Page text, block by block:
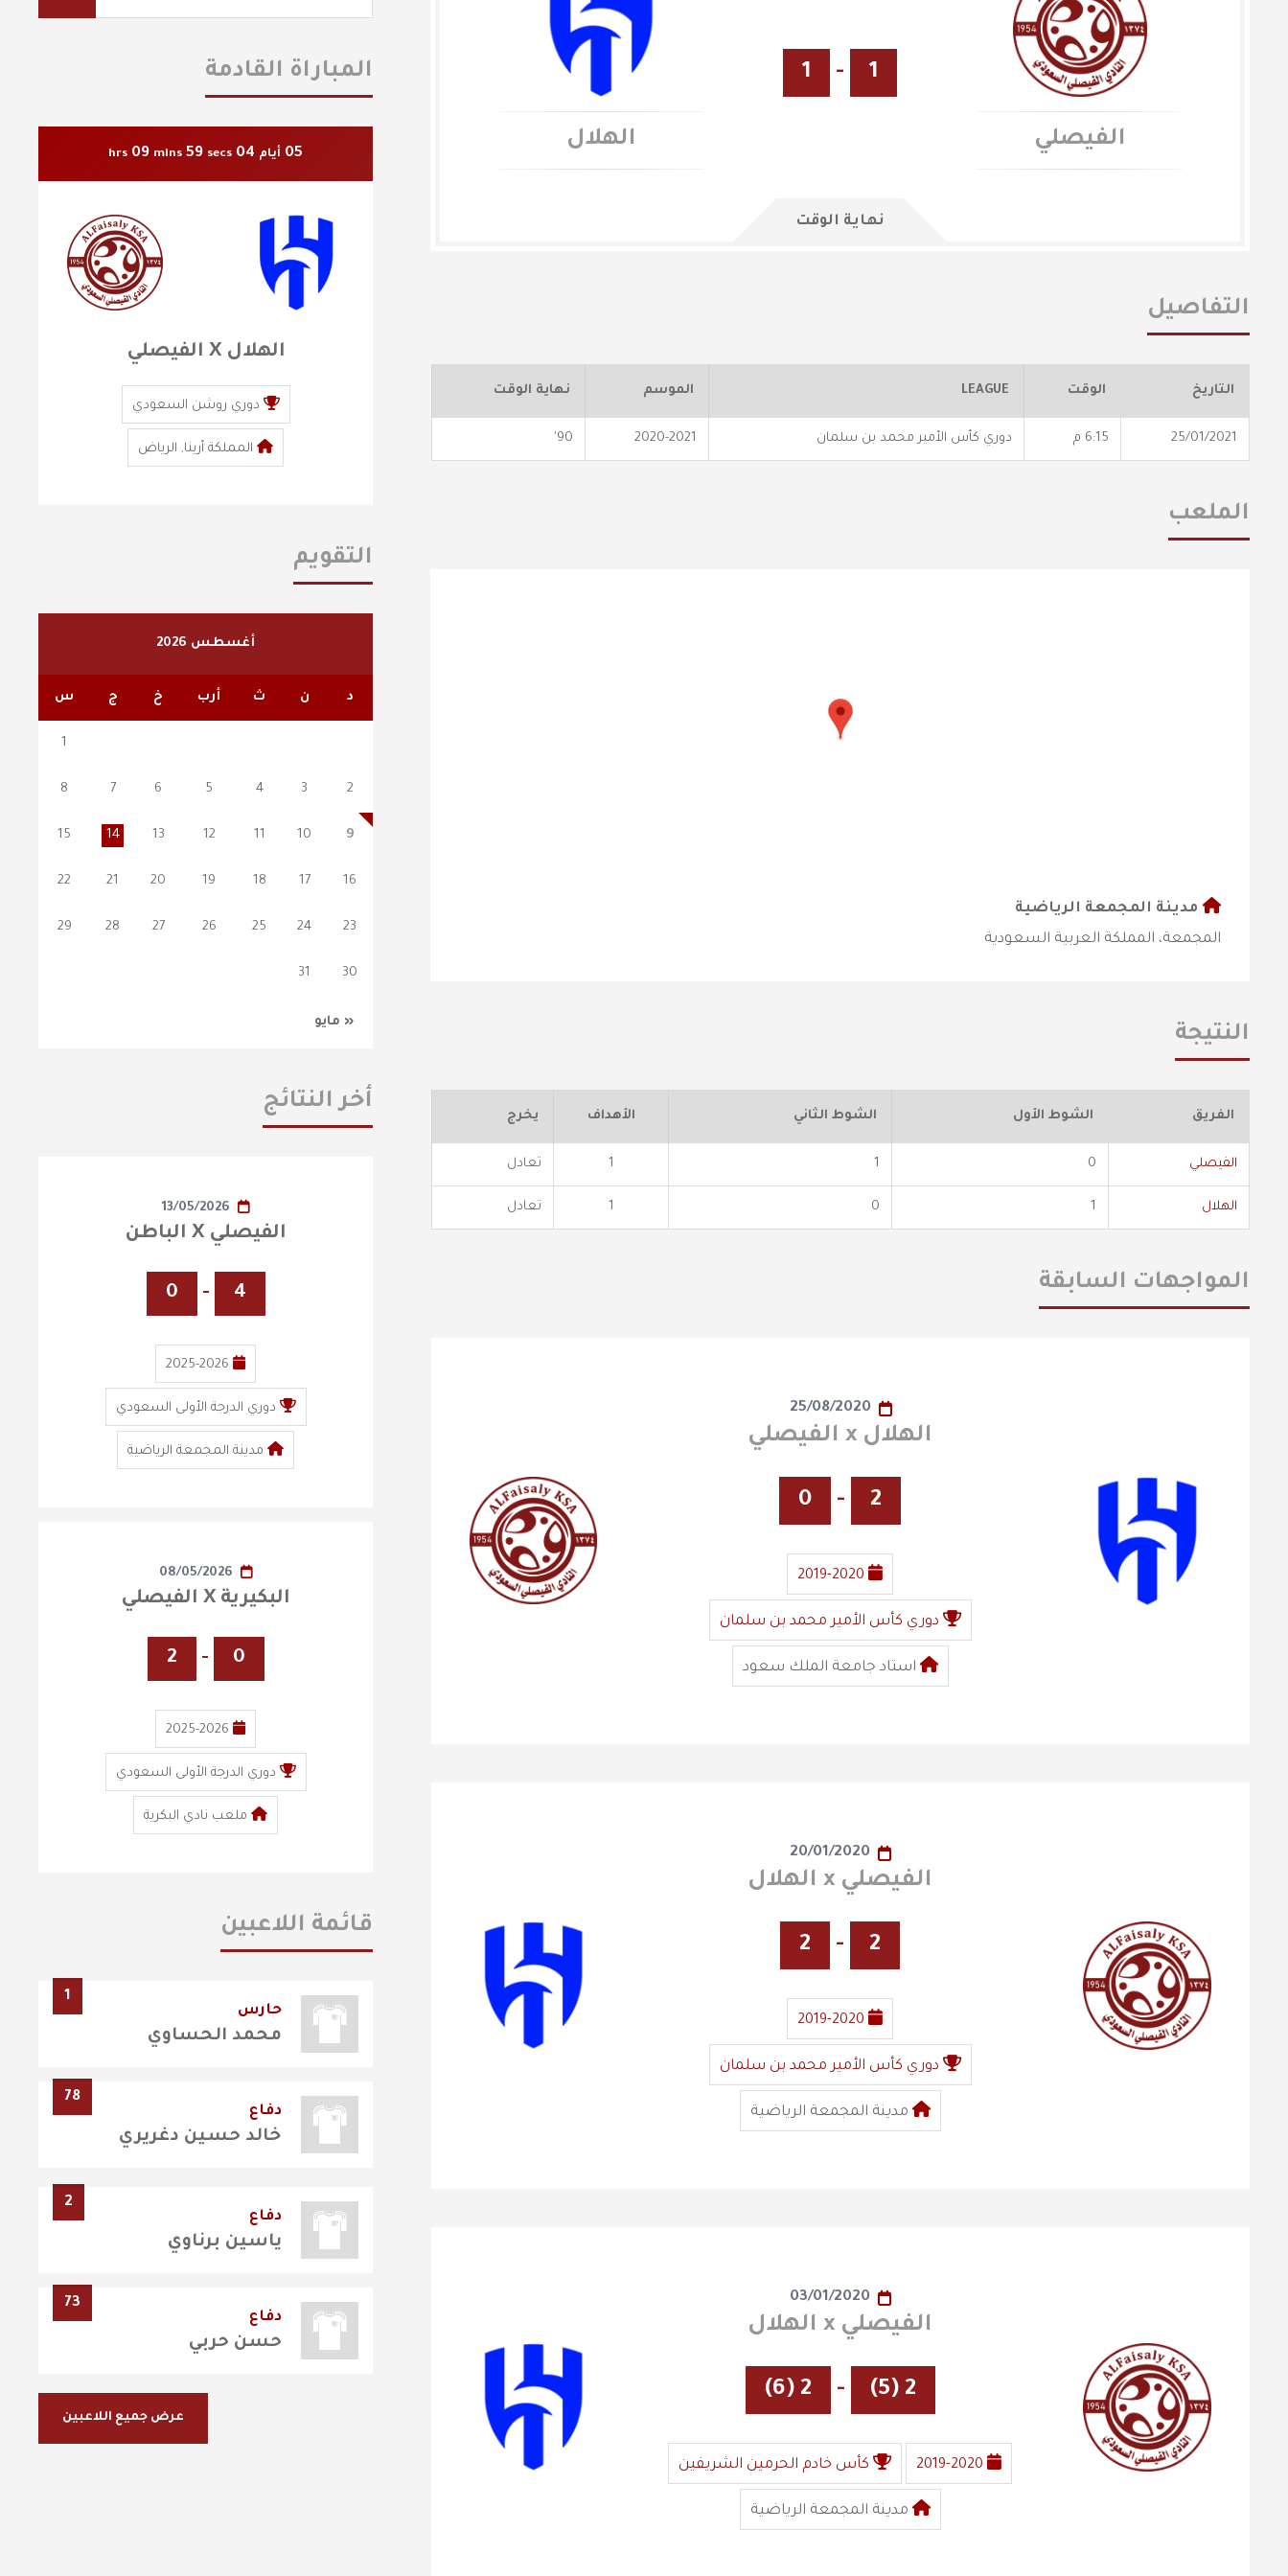
الفيصلي
1
-
1
الهلال
نهاية الوقت
التفاصيل
التاريخ الوقت LEAGUE الموسم نهاية الوقت
25/01/2021 6:15 م دوري كأس الأمير محمد بن سلمان 2020-2021
90'
الملعب
مدينة المجمعة الرياضية
المجمعة، المملكة العربية السعودية
النتيجة
الفريق الشوط الأول الشوط الثاني الأهداف يخرج
الفيصلي 0
1
1 تعادل
الهلال 1
0
1 تعادل
المواجهات السابقة
25/08/2020
الهلال x الفيصلي
2
-
0
2019-2020
دوري كأس الأمير محمد بن سلمان
استاد جامعة الملك سعود
20/01/2020
الفيصلي x الهلال
2
-
2
2019-2020
دوري كأس الأمير محمد بن سلمان
مدينة المجمعة الرياضية
03/01/2020
الفيصلي x الهلال
2 (5)
-
2 (6)
2019-2020 كأس خادم الحرمين الشريفين
مدينة المجمعة الرياضية
المباراة القادمة
05 أيام 04
hrs 09 mins 57 secs
الهلال X الفيصلي
دوري روشن السعودي
المملكة أرينا, الرياض
التقويم
أغسطس 2026
د ن ث أرب خ ج س
« مايو
1
2
3
4
5
6
7
8
9
10
11
12
13
14
15
16
17
18
19
20
21
22
23
24
25
26
27
28
29
30
31
أخر النتائج
13/05/2026
الفيصلي X الباطن
4
-
0
2025-2026
دوري الدرجة الأولى السعودي
مدينة المجمعة الرياضية
08/05/2026
البكيرية X الفيصلي
0
-
2
2025-2026
دوري الدرجة الأولى السعودي
ملعب نادي البكرية
قائمة اللاعبين
1
حارس
محمد الحساوي
78
دفاع
خالد حسين دغريري
2
دفاع
ياسين برناوي
73
دفاع
حسن حربي
عرض جميع اللاعبين